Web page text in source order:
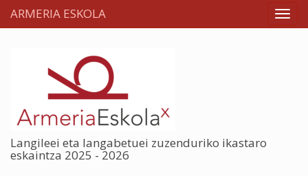
ARMERIA ESKOLA
Langileei eta langabetuei zuzenduriko ikastaro
eskaintza 2025 - 2026